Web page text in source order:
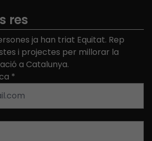
res
ja han triat Equitat. Rep
i projectes per millorar la
a Catalunya.
*